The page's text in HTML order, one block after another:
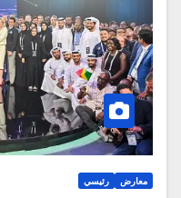
معارض رئيسي